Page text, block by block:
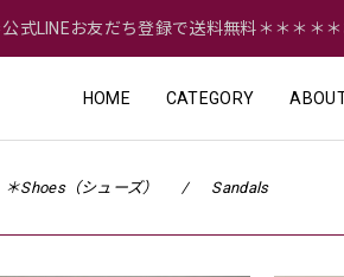
式LINEお友だち登録で送料無料＊＊＊＊
HOME CATEGORY
＊Shoes（シューズ） Sandals